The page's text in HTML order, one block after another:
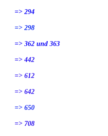
=> 294
=> 298
=> 362 und 363
=> 442
=> 612
=> 642
=> 650
=> 708